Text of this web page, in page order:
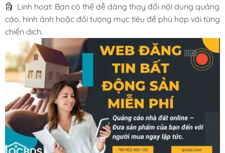
🗿 Linh hoạt: Bạn có thể dễ dàng thay đổi nội dung quảng
cáo, hình ảnh hoặc đối tượng mục tiêu để phù hợp với từng
chiến dịch.